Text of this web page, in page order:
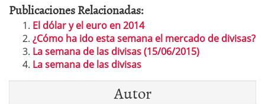
Publicaciones Relacionadas:
El dólar y el euro en 2014
¿Cómo ha ido esta semana el mercado de divisas?
La semana de las divisas (15/06/2015)
La semana de las divisas
Autor